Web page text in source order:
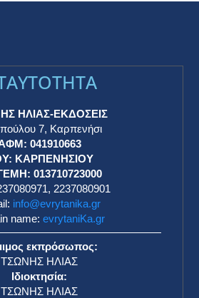
ΗΛΙΑΣ-ΕΚΔΟΣΕΙΣ
7, Καρπενήσι
041910663
ΚΑΡΠΕΝΗΣΙΟΥ
013710723000
2237080901
info@evrytanika.gr
name: evrytaniKa.gr
εκπρόσωπος:
ΤΣΩΝΗΣ ΗΛΙΑΣ
Ιδιοκτησία:
ΤΣΩΝΗΣ ΗΛΙΑΣ